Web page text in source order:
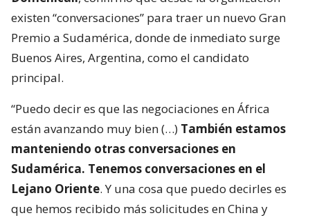
existen “conversaciones” para traer un nuevo Gran
Premio a Sudamérica, donde de inmediato surge
Buenos Aires, Argentina, como el candidato
principal.
“Puedo decir es que las negociaciones en África
están avanzando muy bien (…) También estamos
manteniendo otras conversaciones en
Sudamérica. Tenemos conversaciones en el
Lejano Oriente. Y una cosa que puedo decirles es
que hemos recibido más solicitudes en China y